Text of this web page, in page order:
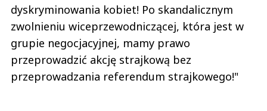
dyskryminowania kobiet! Po skandalicznym
zwolnieniu wiceprzewodniczącej, która jest w
grupie negocjacyjnej, mamy prawo
przeprowadzić akcję strajkową bez
przeprowadzania referendum strajkowego!"